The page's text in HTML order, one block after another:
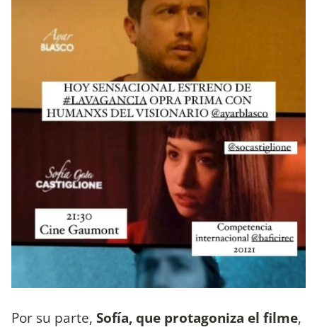
Por su parte, Sofía, que protagoniza el filme,